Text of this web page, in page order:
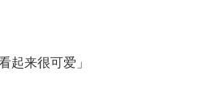
来很可爱」